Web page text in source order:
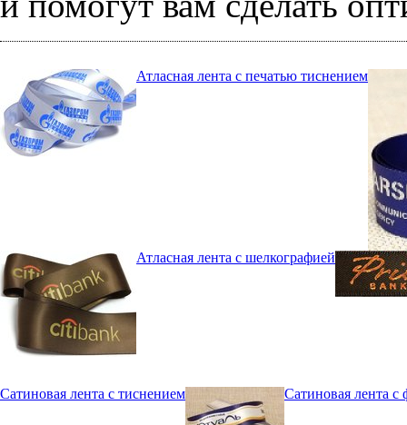
Атласная лента с печатью тиснением
Атласная лента с шелкографией
Сатиновая лента с тиснением Сатиновая лента с